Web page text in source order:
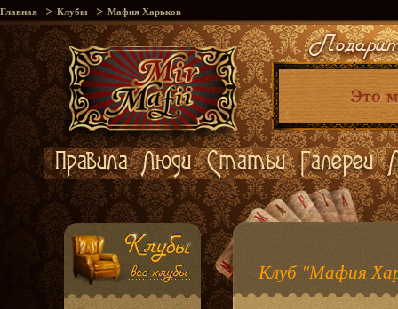
Главная -> Клубы -> Мафия Харьков
Клуб "Мафия